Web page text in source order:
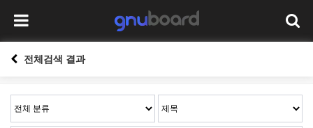
전체검색 결과